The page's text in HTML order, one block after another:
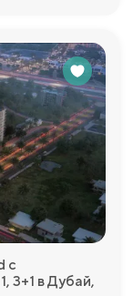
с
3+1 в Дубай,